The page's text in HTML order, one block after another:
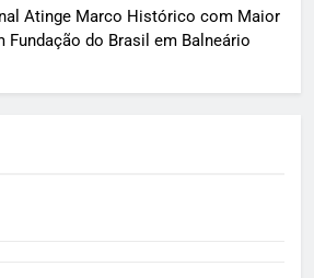
Atinge Marco Histórico com Maior
Fundação do Brasil em Balneário